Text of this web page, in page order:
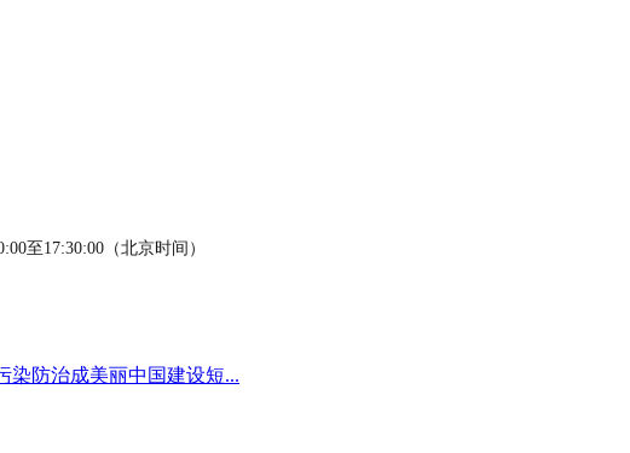
至17:30:00（北京时间）
染防治成美丽中国建设短...